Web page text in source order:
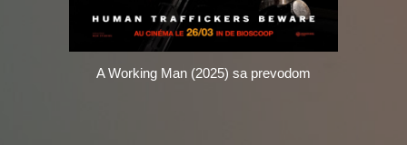
A Working Man (2025) sa prevodom